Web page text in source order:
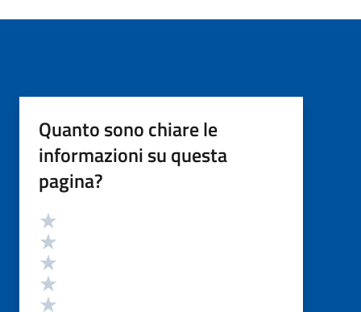
Quanto sono chiare le
informazioni su questa
pagina?
Valutazione